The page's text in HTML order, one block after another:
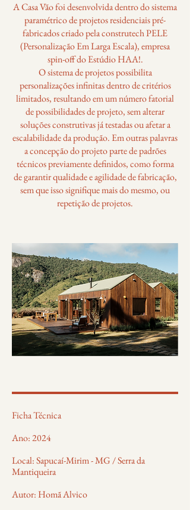
A Casa Vão foi desenvolvida dentro do sistema
paramétrico de projetos residenciais pré-
fabricados criado pela construtech PELE
(Personalização Em Larga Escala), empresa
spin-off do Estúdio HAA!.
O sistema de projetos possibilita
personalizações infinitas dentro de critérios
limitados, resultando em um número fatorial
de possibilidades de projeto, sem alterar
soluções construtivas já testadas ou afetar a
escalabilidade da produção. Em outras palavras
a concepção do projeto parte de padrões
técnicos previamente definidos, como forma
de garantir qualidade e agilidade de fabricação,
sem que isso signifique mais do mesmo, ou
repetição de projetos.
Ficha Técnica
Ano: 2024
Local: Sapucaí-Mirim - MG / Serra da
Mantiqueira
Autor: Homã Alvico